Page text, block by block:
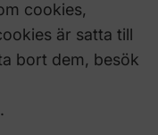
cookies,
är satta till
bort dem, besök
.